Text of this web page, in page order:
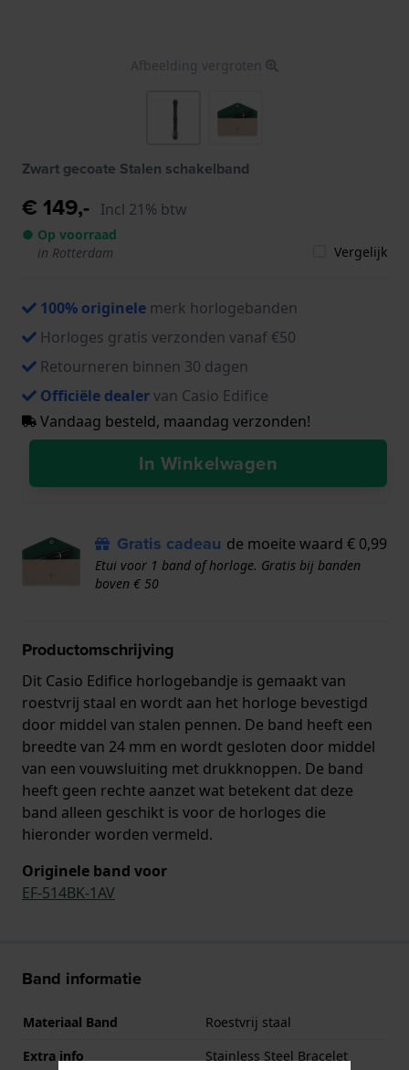
Afbeelding vergroten
Zwart gecoate Stalen schakelband
€ 149,- Incl 21% btw
● Op voorraad
in Rotterdam
Vergelijk
100% originele merk horlogebanden
Horloges gratis verzonden vanaf €50
Retourneren binnen 30 dagen
Officiële dealervan Casio Edifice
Vandaag besteld, maandag verzonden!
In Winkelwagen
Gratis cadeau de moeite waard € 0,99
Etui voor 1 band of horloge. Gratis bij banden
boven € 50
Productomschrijving
Dit Casio Edifice horlogebandje is gemaakt van
roestvrij staal en wordt aan het horloge bevestigd
door middel van stalen pennen. De band heeft een
breedte van 24 mm en wordt gesloten door middel
van een vouwsluiting met drukknoppen. De band
heeft geen rechte aanzet wat betekent dat deze
band alleen geschikt is voor de horloges die
hieronder worden vermeld.
Originele band voor
EF-514BK-1AV
Band informatie
Materiaal Band
Roestvrij staal
Extra info
Stainless Steel Bracelet